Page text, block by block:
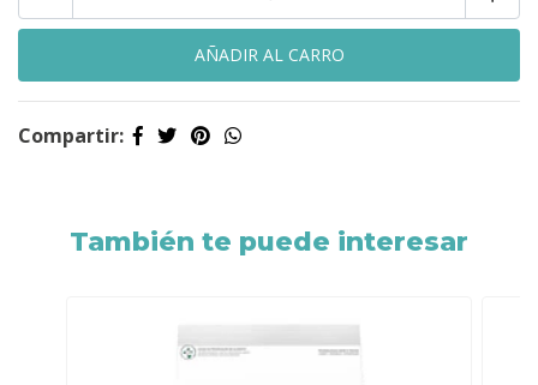
Compartir:
También te puede interesar